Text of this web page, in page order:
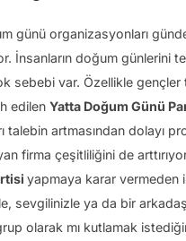
günü organizasyonları
İnsanların doğum günlerini
sebebi var. Özellikle gençler
edilen Yatta Doğum Günü
talebin artmasından dolayı
firma çeşitliliğini de
yapmaya karar vermeden
sevgilinizle ya da bir
olarak mı kutlamak